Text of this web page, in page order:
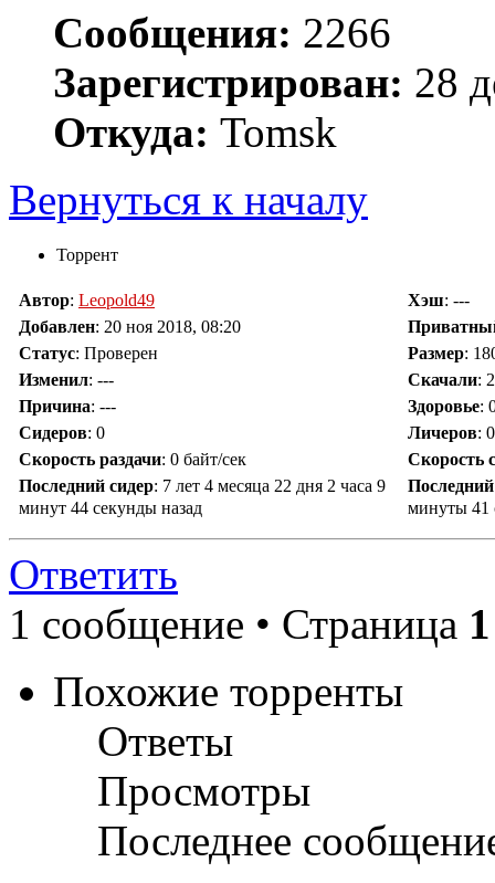
Сообщения: 2266
Зарегистрирован: 28
Откуда: Tomsk
Вернуться к началу
Торрент
Автор: Leopold49 Хэш: ---
Добавлен: 20 ноя 2018, 08:20
Статус: Проверен Размер:
Изменил: --- Скачали:
Причина: --- Здоровье:
Сидеров: 0 Личеров: 0
Скорость раздачи: 0 байт/сек
Скорость
Последний сидер: 7 лет 4 месяца 22 дня 2 часа 9
минут 44 секунды назад
минуты 41
Ответить
1 сообщение • Страница 1
Похожие торренты
Ответы
Просмотры
Последнее